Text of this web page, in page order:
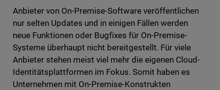
Anbieter von On-Premise-Software veröffentlichen
nur selten Updates und in einigen Fällen werden
neue Funktionen oder Bugfixes für On-Premise-
Systeme überhaupt nicht bereitgestellt. Für viele
Anbieter stehen meist viel mehr die eigenen Cloud-
Identitätsplattformen im Fokus. Somit haben es
Unternehmen mit On-Premise-Konstrukten